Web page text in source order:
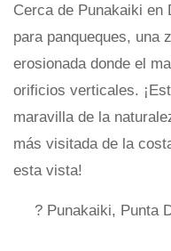
Cerca de Punakaiki en
para panqueques, una
erosionada donde el
orificios verticales.
maravilla de la
más visitada de la
esta vista!
? Punakaiki, Punta